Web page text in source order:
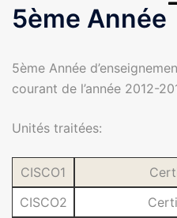
5ème Année
5ème Année
courant de l’année 2012-
Unités traitées:
CISCO1
CISCO2